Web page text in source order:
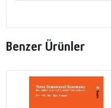
Benzer Ürünler